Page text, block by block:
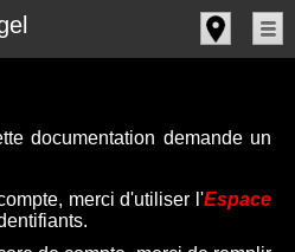
documentation demande un
merci d'utiliser l'Espace